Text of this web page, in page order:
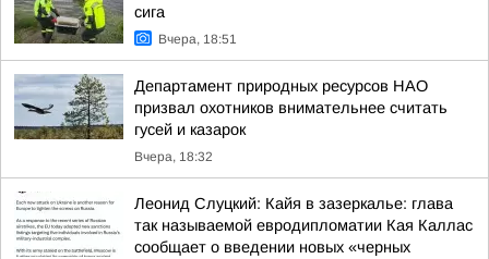
сига
Вчера, 18:51
Департамент природных ресурсов НАО
призвал охотников внимательнее считать
гусей и казарок
Вчера, 18:32
Леонид Слуцкий: Кайя в зазеркалье: глава
так называемой евродипломатии Кая Каллас
сообщает о введении новых «черных